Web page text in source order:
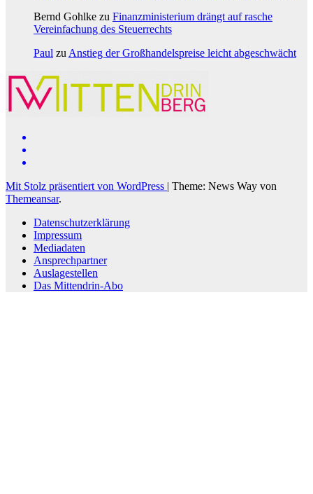
Bernd Gohlke zu Finanzministerium drängt auf rasche
Vereinfachung des Steuerrechts
Paul zu Anstieg der Großhandelspreise leicht abgeschwächt
Mit Stolz präsentiert von WordPress | Theme: News Way von
Themeansar.
Datenschutzerklärung
Impressum
Mediadaten
Ansprechpartner
Auslagestellen
Das Mittendrin-Abo